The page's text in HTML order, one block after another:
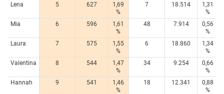
Lena
5 627
1,69
%
7 18.514
1,31
%
Mia
6 596
1,61
%
48 7.914
0,56
%
Laura
7 575
1,55
%
6 18.860
1,34
%
Valentina
8 544
1,47
%
34 9.254
0,66
%
Hannah
9 541
1,46
%
18 12.341
0,88
%